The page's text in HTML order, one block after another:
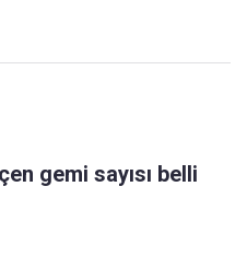
gemi sayısı belli